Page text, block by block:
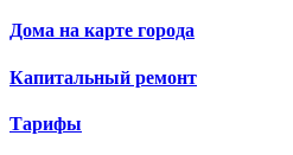
Дома на карте города
Капитальный ремонт
Тарифы